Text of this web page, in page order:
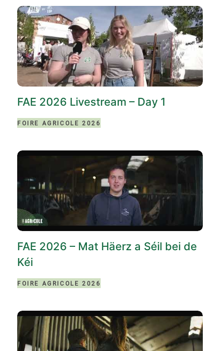
FAE 2026 Livestream – Day 1
FOIRE AGRICOLE 2026
FAE 2026 – Mat Häerz a Séil bei de
Kéi
FOIRE AGRICOLE 2026